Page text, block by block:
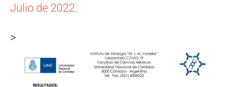
Julio de 2022.
>